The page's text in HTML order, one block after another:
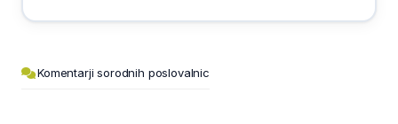
Komentarji sorodnih poslovalnic